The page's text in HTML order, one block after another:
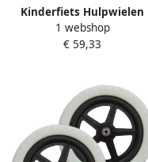
Kinderfiets Hulpwielen
Zijwieltjes Fiets
Oefenwielen Leren Fietsen
1 webshop
€ 59,33